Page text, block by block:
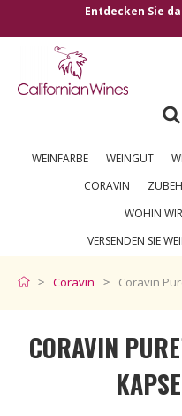
Entdecken Sie
WEINFARBE WEINGUT
CORAVIN
WOHIN
VERSENDEN SIE
Coravin Coravin
CORAVIN